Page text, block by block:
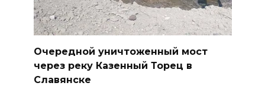
Очередной уничтоженный мост
через реку Казенный Торец в
Славянске